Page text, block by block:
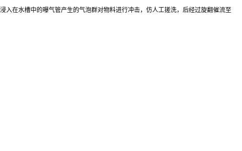
在水槽中的曝气管产生的气泡群对物料进行冲击，仿人工搓洗，后经过旋翻催流至